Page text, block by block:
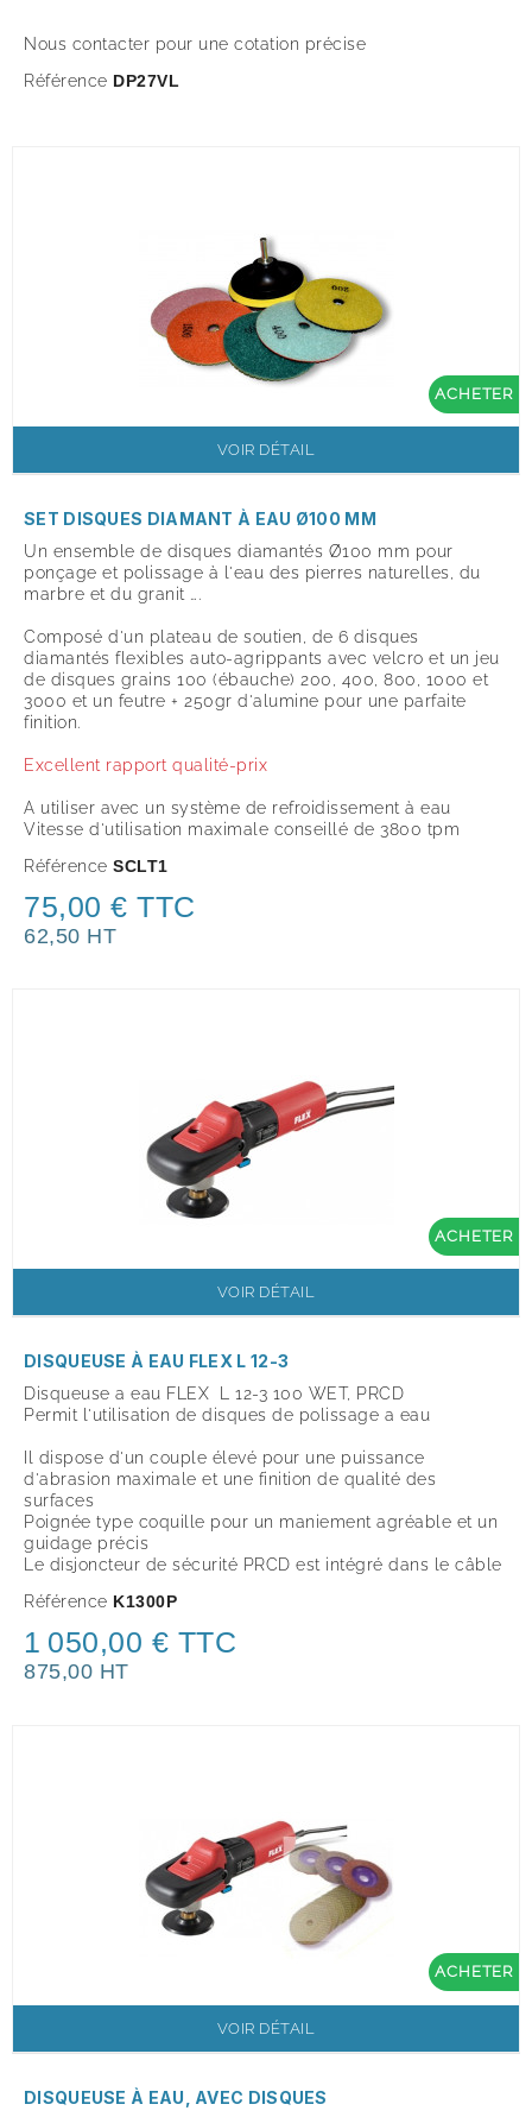
Nous contacter pour une cotation précise
Référence DP27VL
ACHETER
VOIR DÉTAIL
SET DISQUES DIAMANT À EAU Ø100 MM
Un ensemble de disques diamantés Ø100 mm pour
ponçage et polissage à l'eau des pierres naturelles, du
marbre et du granit ….
Composé d'un plateau de soutien, de 6 disques
diamantés flexibles auto-agrippants avec velcro et un jeu
de disques grains 100 (ébauche) 200, 400, 800, 1000 et
3000 et un feutre + 250gr d'alumine pour une parfaite
finition.
Excellent rapport qualité-prix
A utiliser avec un système de refroidissement à eau
Vitesse d'utilisation maximale conseillé de 3800 tpm
Référence SCLT1
75,00 € TTC
62,50 HT
ACHETER
VOIR DÉTAIL
DISQUEUSE À EAU FLEX L 12-3
Disqueuse a eau FLEX L 12-3 100 WET, PRCD
Permit l'utilisation de disques de polissage a eau
Il dispose d'un couple élevé pour une puissance
d'abrasion maximale et une finition de qualité des
surfaces
Poignée type coquille pour un maniement agréable et un
guidage précis
Le disjoncteur de sécurité PRCD est intégré dans le câble
Référence K1300P
1 050,00 € TTC
875,00 HT
ACHETER
VOIR DÉTAIL
DISQUEUSE À EAU, AVEC DISQUES